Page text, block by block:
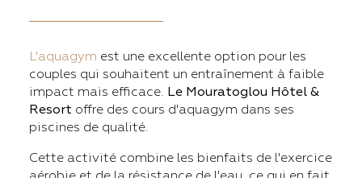
L'aquagym est une excellente option pour les
couples qui souhaitent un entraînement à faible
impact mais efficace. Le Mouratoglou Hôtel &
Resort offre des cours d'aquagym dans ses
piscines de qualité.
Cette activité combine les bienfaits de l'exercice